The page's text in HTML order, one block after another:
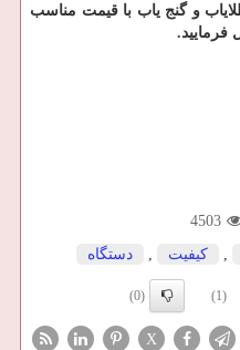
و گنج یاب با قیمت مناسب
4503
, كیفیت , دستگاه
(1)
(0)
X